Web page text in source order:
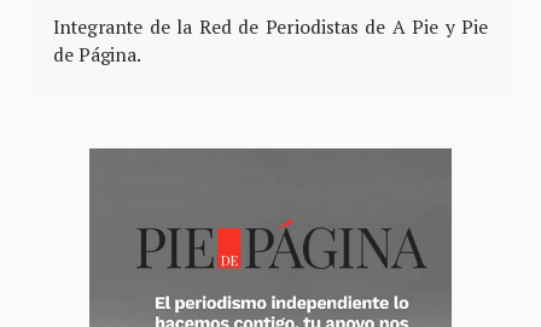
Integrante de la Red de Periodistas de A Pie y Pie
de Página.